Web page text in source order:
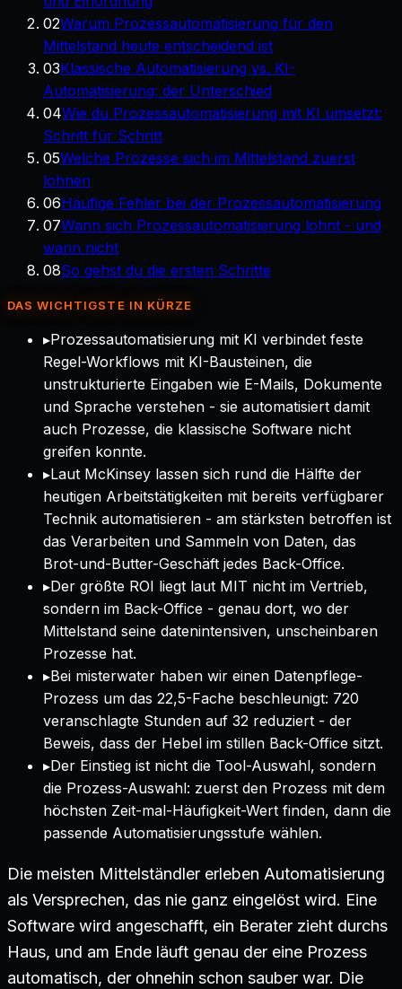
02Warum Prozessautomatisierung für den
Mittelstand heute entscheidend ist
03Klassische Automatisierung vs. KI-
Automatisierung: der Unterschied
04Wie du Prozessautomatisierung mit KI umsetzt:
Schritt für Schritt
05Welche Prozesse sich im Mittelstand zuerst
lohnen
06Häufige Fehler bei der Prozessautomatisierung
07Wann sich Prozessautomatisierung lohnt - und
wann nicht
08So gehst du die ersten Schritte
DAS WICHTIGSTE IN KÜRZE
▸Prozessautomatisierung mit KI verbindet feste
Regel-Workflows mit KI-Bausteinen, die
unstrukturierte Eingaben wie E-Mails, Dokumente
und Sprache verstehen - sie automatisiert damit
auch Prozesse, die klassische Software nicht
greifen konnte.
▸Laut McKinsey lassen sich rund die Hälfte der
heutigen Arbeitstätigkeiten mit bereits verfügbarer
Technik automatisieren - am stärksten betroffen ist
das Verarbeiten und Sammeln von Daten, das
Brot-und-Butter-Geschäft jedes Back-Office.
▸Der größte ROI liegt laut MIT nicht im Vertrieb,
sondern im Back-Office - genau dort, wo der
Mittelstand seine datenintensiven, unscheinbaren
Prozesse hat.
▸Bei misterwater haben wir einen Datenpflege-
Prozess um das 22,5-Fache beschleunigt: 720
veranschlagte Stunden auf 32 reduziert - der
Beweis, dass der Hebel im stillen Back-Office sitzt.
▸Der Einstieg ist nicht die Tool-Auswahl, sondern
die Prozess-Auswahl: zuerst den Prozess mit dem
höchsten Zeit-mal-Häufigkeit-Wert finden, dann die
passende Automatisierungsstufe wählen.
Die meisten Mittelständler erleben Automatisierung
als Versprechen, das nie ganz eingelöst wird. Eine
Software wird angeschafft, ein Berater zieht durchs
Haus, und am Ende läuft genau der eine Prozess
automatisch, der ohnehin schon sauber war. Die